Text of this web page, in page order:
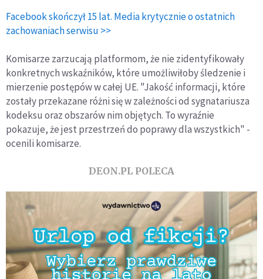
Facebook skończył 15 lat. Media krytycznie o ostatnich
zachowaniach serwisu >>
Komisarze zarzucają platformom, że nie zidentyfikowały
konkretnych wskaźników, które umożliwiłoby śledzenie i
mierzenie postępów w całej UE. "Jakość informacji, które
zostały przekazane różni się w zależności od sygnatariusza
kodeksu oraz obszarów nim objętych. To wyraźnie
pokazuje, że jest przestrzeń do poprawy dla wszystkich" -
ocenili komisarze.
DEON.PL POLECA